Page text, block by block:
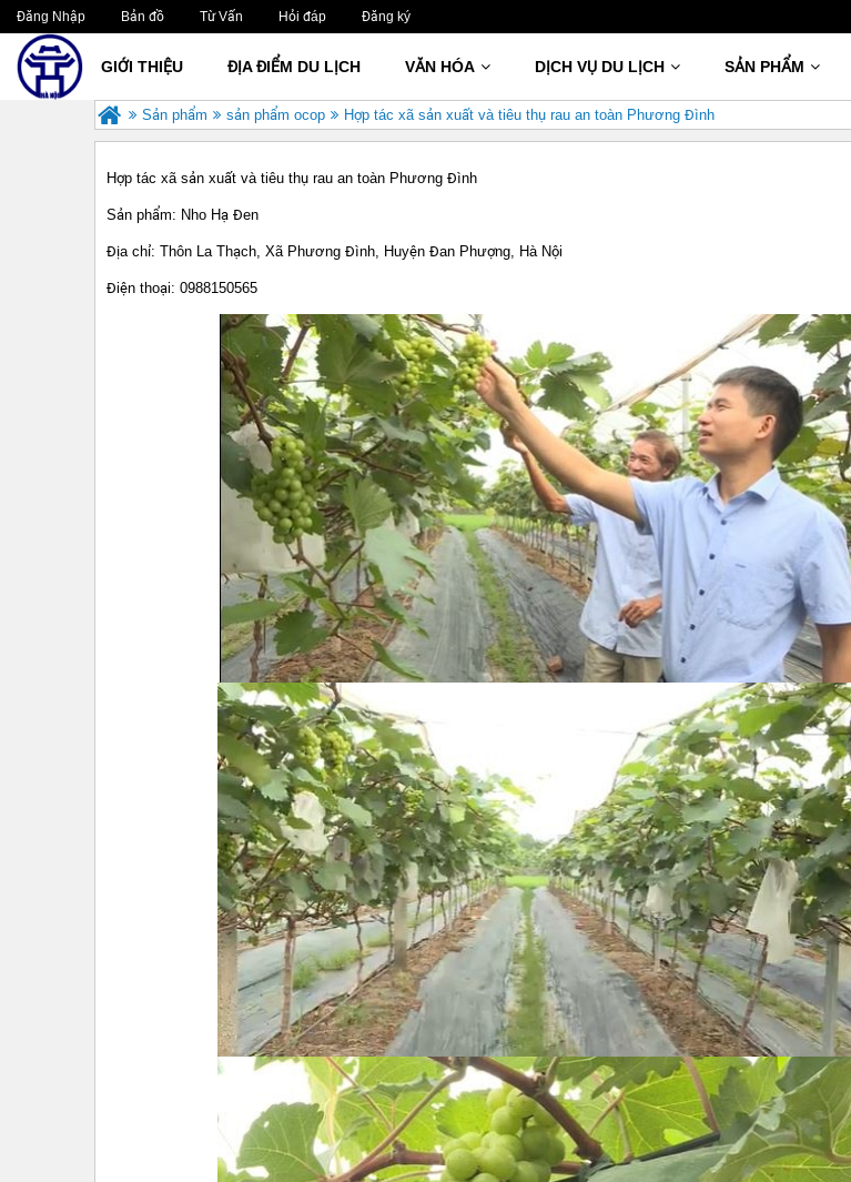
Đăng Nhập Bản đồ Từ Vấn Hỏi đáp Đăng ký
GIỚI THIỆU ĐỊA ĐIỂM DU LỊCH VĂN HÓA DỊCH VỤ DU LỊCH SẢN PHẨM
Sản phẩm sản phẩm ocop Hợp tác xã sản xuất và tiêu thụ rau an toàn Phương Đình
Hợp tác xã sản xuất và tiêu thụ rau an toàn Phương Đình
Sản phẩm: Nho Hạ Đen
Địa chỉ: Thôn La Thạch, Xã Phương Đình, Huyện Đan Phượng, Hà Nội
Điện thoại: 0988150565